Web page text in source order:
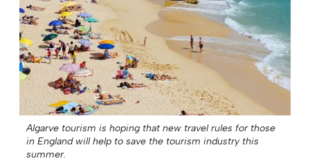
Algarve tourism is hoping that new travel rules for those
in England will help to save the tourism industry this
summer.